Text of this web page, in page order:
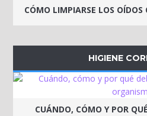
CÓMO LIMPIARSE LOS
HIGIENE
CUÁNDO, CÓMO Y POR